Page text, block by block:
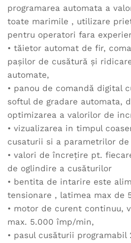
programarea automata a
toate marimile , utilizare
pentru operatori fara
• tăietor automat de fir,
paşilor de cusătură şi
automate,
• panou de comandă digital
softul de gradare automata,
optimizarea a valorilor de
• vizualizarea in timpul
cusaturii si a parametrilor de
• valori de încreţire pt.
de oglindire a cusăturilor
• bentita de intarire este
tensionare , latimea max de
• motor de curent continuu,
max. 5.000 împ/min,
• pasul cusăturii programabil